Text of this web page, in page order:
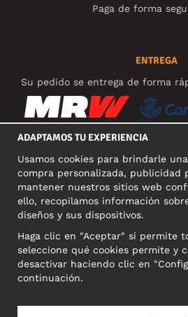
Paga de forma
ENTREGA
Su pedido se entrega de forma
REDES
DIRECCIÓN
Motley Denim
Narva mnt 5, EE-
Reg:
ADAPTAMOS TU EXPERIENCIA
Usamos cookies para brindarle
compra personalizada, publicidad
mantener nuestros sitios web
ello, recopilamos información
diseños y sus dispositivos.
Haga clic en "Aceptar" si permite
seleccione qué cookies permite y
desactivar haciendo clic en
continuación.